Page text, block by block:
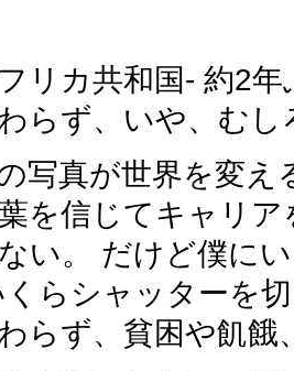
リカ共和国- 約2
らず、いや、む
の写真が世界を変え
を信じてキャリ
い。 だけど僕に
くらシャッターを
らず、貧困や飢